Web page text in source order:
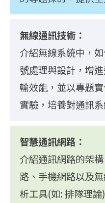
無線通訊技術：
介紹無線系統中，
號處理與設計，增
輸效能，並以專題
實驗，培養對通訊
智慧通訊網路：
介紹通訊網路的架
路、手機網路以及
析工具(如: 排隊理